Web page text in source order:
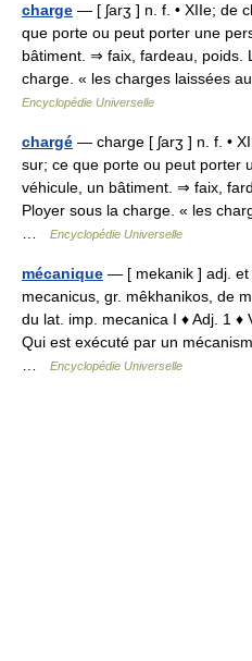
charge — [ ʃarʒ ] n. f. • XIIe; de
que porte ou peut porter une
bâtiment. ⇒ faix, fardeau, poids.
charge. « les charges laissées
Encyclopédie Universelle
chargé — charge [ ʃarʒ ] n. f. •
sur; ce que porte ou peut porter
véhicule, un bâtiment. ⇒ faix,
Ployer sous la charge. « les
Encyclopédie Universelle
mécanique — [ mekanik ] adj. et
mecanicus, gr. mêkhanikos, de
du lat. imp. mecanica I ♦ Adj. 1 ♦
Qui est exécuté par un
Encyclopédie Universelle